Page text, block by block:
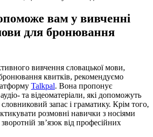
вам у вивченні
для бронювання
вивчення словацької мови,
квитків, рекомендуємо
Talkpal. Вона пропонує
та відеоматеріали, які допоможуть
запас і граматику. Крім того,
розмовні навички з носіями
зв’язок від професійних